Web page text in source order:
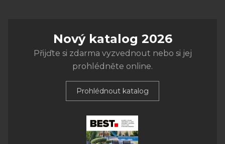
Nový katalog 2026
Přijďte si zdarma vyzvednout nebo si jej
prohlédněte online.
Prohlédnout katalog